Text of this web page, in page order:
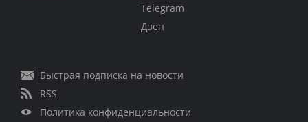
Telegram
Дзен
Быстрая подписка на новости
RSS
Политика конфиденциальности